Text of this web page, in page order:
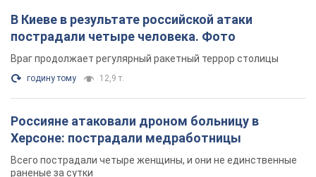
В Киеве в результате российской атаки
пострадали четыре человека. Фото
Враг продолжает регулярный ракетный террор столицы
годину тому 12,9 т.
Россияне атаковали дроном больницу в
Херсоне: пострадали медработницы
Всего пострадали четыре женщины, и они не единственные
раненые за сутки